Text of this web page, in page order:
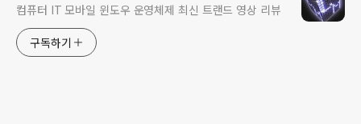
컴퓨터 IT 모바일 윈도우 운영체제 최신 트랜드 영상 리뷰
구독하기